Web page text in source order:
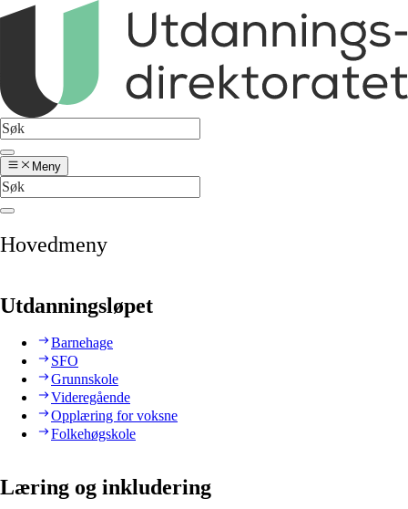
Meny
Hovedmeny
Utdanningsløpet
Barnehage
SFO
Grunnskole
Videregående
Opplæring for voksne
Folkehøgskole
Læring og inkludering